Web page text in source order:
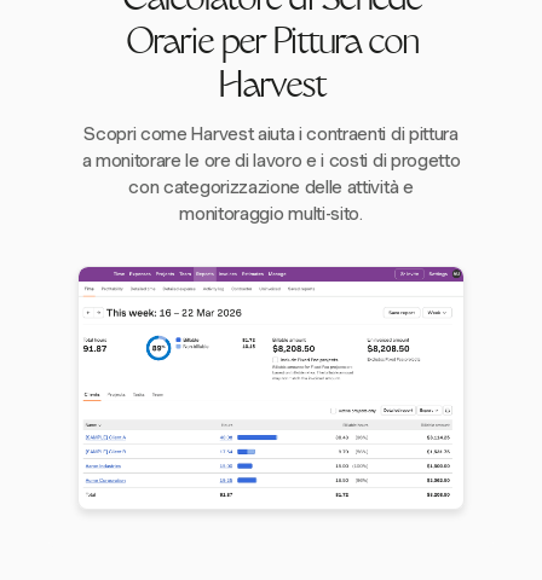
Orarie per Pittura con
Harvest
Scopri come Harvest aiuta i contraenti di pittura
a monitorare le ore di lavoro e i costi di progetto
con categorizzazione delle attività e
monitoraggio multi-sito.